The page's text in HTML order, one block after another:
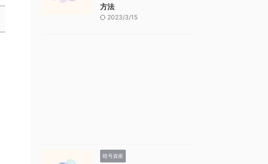
方法
2023/3/15
暗号資産